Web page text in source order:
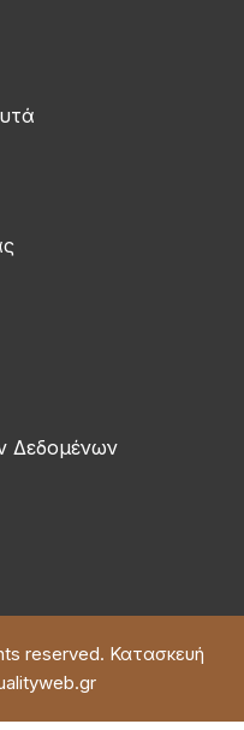
Δεδομένων
reserved. Κατασκευή